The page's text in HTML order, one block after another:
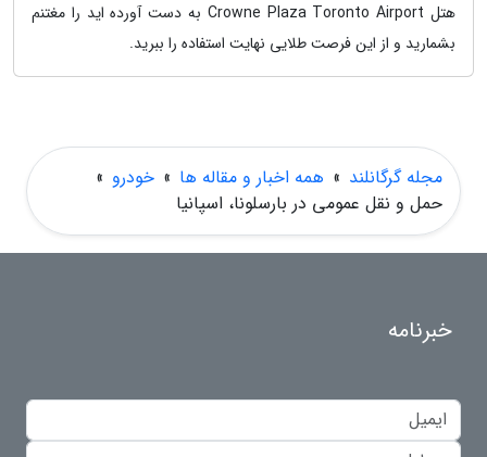
هتل Crowne Plaza Toronto Airport به دست آورده اید را مغتنم
بشمارید و از این فرصت طلایی نهایت استفاده را ببرید.
مجله گرگانلند » همه اخبار و مقاله ها » خودرو »
حمل و نقل عمومی در بارسلونا، اسپانیا
خبرنامه